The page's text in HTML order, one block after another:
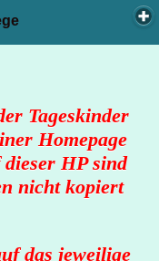
Tageskinder
Homepage
HP sind
nicht kopiert
das jeweilige